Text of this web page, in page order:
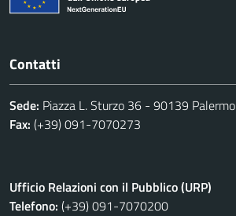
Contatti
Sede: Piazza L. Sturzo 36 - 90139 Palermo
Fax: (+39) 091-7070273
Ufficio Relazioni con il Pubblico (URP)
Telefono: (+39) 091-7070200